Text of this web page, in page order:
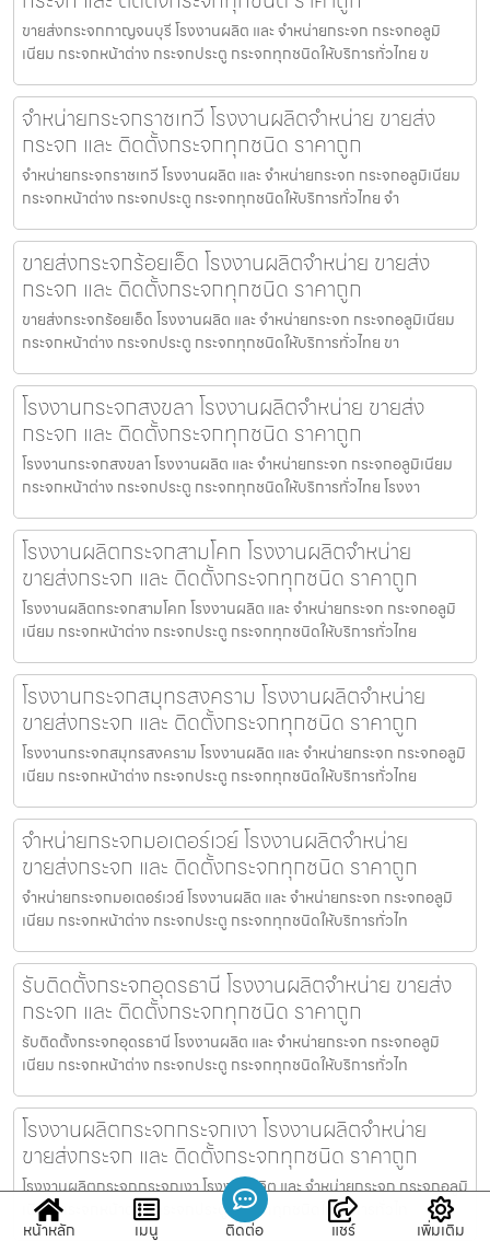
ขายส่งกระจกกาญจนบุรี โรงงานผลิต และ จำหน่ายกระจก กระจกอลูมิ
เนียม กระจกหน้าต่าง กระจกประตู กระจกทุกชนิดให้บริการทั่วไทย ข
จำหน่ายกระจกราชเทวี โรงงานผลิตจำหน่าย ขายส่ง
กระจก และ ติดตั้งกระจกทุกชนิด ราคาถูก
จำหน่ายกระจกราชเทวี โรงงานผลิต และ จำหน่ายกระจก กระจกอลูมิเนียม
กระจกหน้าต่าง กระจกประตู กระจกทุกชนิดให้บริการทั่วไทย จำ
ขายส่งกระจกร้อยเอ็ด โรงงานผลิตจำหน่าย ขายส่ง
กระจก และ ติดตั้งกระจกทุกชนิด ราคาถูก
ขายส่งกระจกร้อยเอ็ด โรงงานผลิต และ จำหน่ายกระจก กระจกอลูมิเนียม
กระจกหน้าต่าง กระจกประตู กระจกทุกชนิดให้บริการทั่วไทย ขา
โรงงานกระจกสงขลา โรงงานผลิตจำหน่าย ขายส่ง
กระจก และ ติดตั้งกระจกทุกชนิด ราคาถูก
โรงงานกระจกสงขลา โรงงานผลิต และ จำหน่ายกระจก กระจกอลูมิเนียม
กระจกหน้าต่าง กระจกประตู กระจกทุกชนิดให้บริการทั่วไทย โรงงา
โรงงานผลิตกระจกสามโคก โรงงานผลิตจำหน่าย
ขายส่งกระจก และ ติดตั้งกระจกทุกชนิด ราคาถูก
โรงงานผลิตกระจกสามโคก โรงงานผลิต และ จำหน่ายกระจก กระจกอลูมิ
เนียม กระจกหน้าต่าง กระจกประตู กระจกทุกชนิดให้บริการทั่วไทย
โรงงานกระจกสมุทรสงคราม โรงงานผลิตจำหน่าย
ขายส่งกระจก และ ติดตั้งกระจกทุกชนิด ราคาถูก
โรงงานกระจกสมุทรสงคราม โรงงานผลิต และ จำหน่ายกระจก กระจกอลูมิ
เนียม กระจกหน้าต่าง กระจกประตู กระจกทุกชนิดให้บริการทั่วไทย
จำหน่ายกระจกมอเตอร์เวย์ โรงงานผลิตจำหน่าย
ขายส่งกระจก และ ติดตั้งกระจกทุกชนิด ราคาถูก
จำหน่ายกระจกมอเตอร์เวย์ โรงงานผลิต และ จำหน่ายกระจก กระจกอลูมิ
เนียม กระจกหน้าต่าง กระจกประตู กระจกทุกชนิดให้บริการทั่วไท
รับติดตั้งกระจกอุดรธานี โรงงานผลิตจำหน่าย ขายส่ง
กระจก และ ติดตั้งกระจกทุกชนิด ราคาถูก
รับติดตั้งกระจกอุดรธานี โรงงานผลิต และ จำหน่ายกระจก กระจกอลูมิ
เนียม กระจกหน้าต่าง กระจกประตู กระจกทุกชนิดให้บริการทั่วไท
โรงงานผลิตกระจกกระจกเงา โรงงานผลิตจำหน่าย
ขายส่งกระจก และ ติดตั้งกระจกทุกชนิด ราคาถูก
โรงงานผลิตกระจกกระจกเงา โรงงานผลิต และ จำหน่ายกระจก กระจกอลูมิ
เนียม กระจกหน้าต่าง กระจกประตู กระจกทุกชนิดให้บริการทั่วไท
หน้าหลัก
เมนู ติดต่อ แชร์ เพิ่มเติม